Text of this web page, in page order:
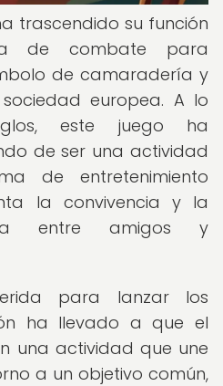
trascendido su función
de combate para
de camaradería y
europea. A lo
este juego ha
de ser una actividad
de entretenimiento
la convivencia y la
entre amigos y
para lanzar los
ha llevado a que el
una actividad que une
a un objetivo común,